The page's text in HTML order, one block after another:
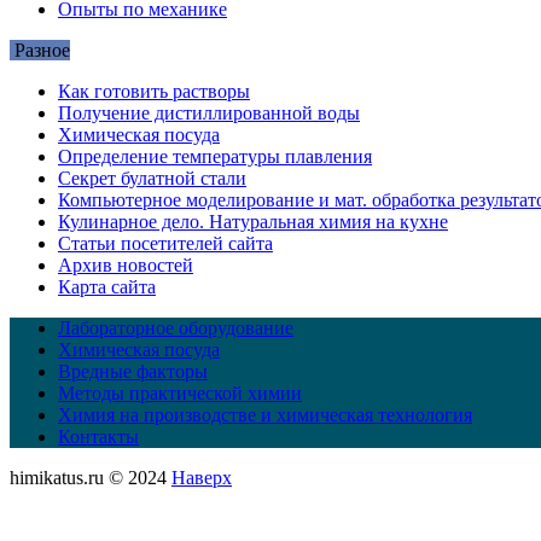
Опыты по механике
Разное
Как готовить растворы
Получение дистиллированной воды
Химическая посуда
Определение температуры плавления
Секрет булатной стали
Компьютерное моделирование и мат. обработка
Кулинарное дело. Натуральная химия на кухне
Статьи посетителей сайта
Архив новостей
Карта сайта
Лабораторное оборудование
Химическая посуда
Вредные факторы
Методы практической химии
Химия на производстве и химическая технология
Контакты
himikatus.ru © 2024 Наверх